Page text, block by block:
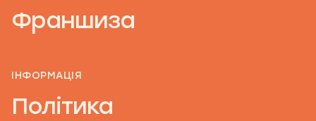
Франшиза
ІНФОРМАЦІЯ
Політика